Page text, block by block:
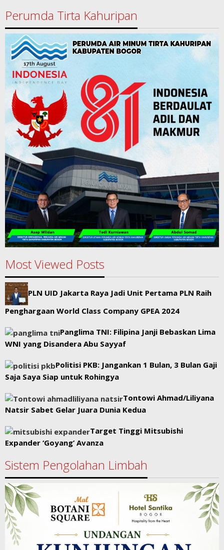
Perumda Tirta Kahuripan
Most Viewed Posts
PLN UID Jakarta Raya Jadi Unit Pertama PLN Raih
Penghargaan World Class Company GPEA 2024
Panglima TNI: Filipina Janji Bebaskan Lima
WNI yang Disandera Abu Sayyaf
Politisi PKB: Jangankan 1 Bulan, 3 Bulan Gaji
Saja Saya Siap untuk Rohingya
Tontowi Ahmad/Liliyana
Natsir Sabet Gelar Juara Dunia Kedua
Target Tinggi Mitsubishi
Expander ‘Goyang’ Avanza
Sistem Pengolahan Limbah